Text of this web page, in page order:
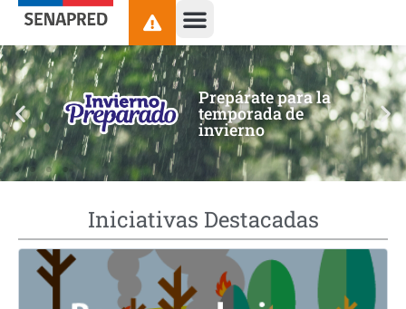
contenido
Prepárate para la
temporada de
invierno
Iniciativas Destacadas